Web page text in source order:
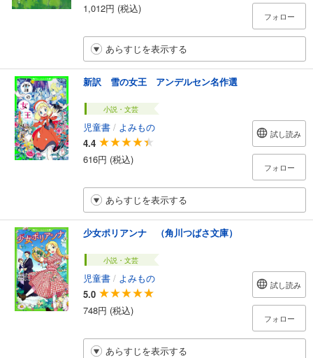
1,012円 (税込)
フォロー
あらすじを表示する
新訳 雪の女王 アンデルセン名作選
小説・文芸
児童書 / よみもの
4.4
616円 (税込)
試し読み
フォロー
あらすじを表示する
少女ポリアンナ （角川つばさ文庫）
小説・文芸
児童書 / よみもの
5.0
748円 (税込)
試し読み
フォロー
あらすじを表示する